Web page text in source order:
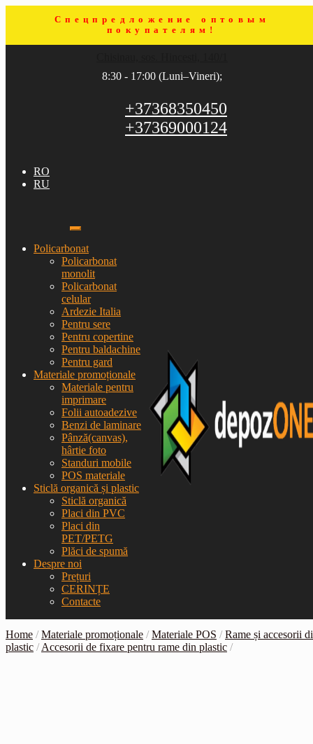
Спецпредложение оптовым
покупателям!
8:30 - 17:00 (Luni–Vineri);
+37368350450
+37369000124
RO
RU
Policarbonat
Policarbonat
monolit
Policarbonat
celular
Ardezie Italia
Pentru sere
Pentru copertine
Pentru baldachine
Pentru gard
Materiale promoționale
Materiale pentru
imprimare
Folii autoadezive
Benzi de laminare
Pânză(canvas),
hârtie foto
Standuri mobile
POS materiale
Sticlă organică și plastic
Sticlă organică
Placi din PVC
Placi din
PET/PETG
Plăci de spumă
Despre noi
Prețuri
CERINȚE
Contacte
Home /Materiale promoționale /Materiale POS /Rame și accesorii
plastic /Accesorii de fixare pentru rame din plastic /